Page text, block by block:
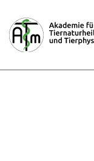
Inhalt
springen